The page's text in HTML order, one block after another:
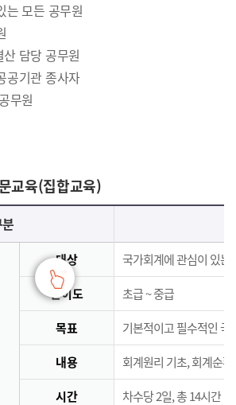
는 모든 공무원
담당 공무원
공기관 종사자
무원
교육(집합교육)
대상 국가회계에 관심이 있는
난이도 초급 ~ 중급
목표 기본적이고 필수적인 국
내용 회계원리 기초, 회계순
시간 차수당 2일, 총 14시간